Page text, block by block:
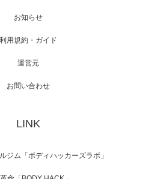
NHK BS「COOL JAPAN 」にてマッス
らぼ」さんに…
お知らせ
利用規約・ガイド
運営元
お問い合わせ
LINK
ジム「ボディハッカーズラボ」